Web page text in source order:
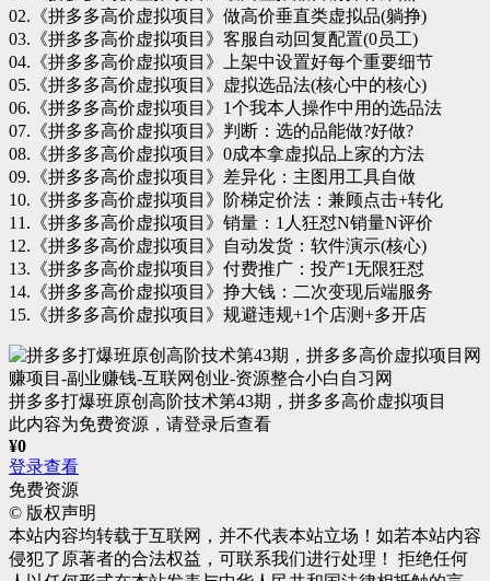
02.《拼多多高价虚拟项目》做高价垂直类虚拟品(躺挣)
03.《拼多多高价虚拟项目》客服自动回复配置(0员工)
04.《拼多多高价虚拟项目》上架中设置好每个重要细节
05.《拼多多高价虚拟项目》虚拟选品法(核心中的核心)
06.《拼多多高价虚拟项目》1个我本人操作中用的选品法
07.《拼多多高价虚拟项目》判断：选的品能做?好做?
08.《拼多多高价虚拟项目》0成本拿虚拟品上家的方法
09.《拼多多高价虚拟项目》差异化：主图用工具自做
10.《拼多多高价虚拟项目》阶梯定价法：兼顾点击+转化
11.《拼多多高价虚拟项目》销量：1人狂怼N销量N评价
12.《拼多多高价虚拟项目》自动发货：软件演示(核心)
13.《拼多多高价虚拟项目》付费推广：投产1无限狂怼
14.《拼多多高价虚拟项目》挣大钱：二次变现后端服务
15.《拼多多高价虚拟项目》规避违规+1个店测+多开店
拼多多打爆班原创高阶技术第43期，拼多多高价虚拟项目
此内容为免费资源，请登录后查看
¥0
登录查看
免费资源
© 版权声明
本站内容均转载于互联网，并不代表本站立场！如若本站内容
侵犯了原著者的合法权益，可联系我们进行处理！ 拒绝任何